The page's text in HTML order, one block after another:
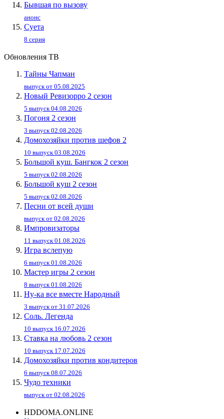
Бывшая по вызову
анонс
Суета
8 серия
Обновления ТВ
Тайны Чапман
выпуск от 05.08.2025
Новый Ревизорро 2 сезон
5 выпуск 04.08.2026
Погоня 2 сезон
3 выпуск 02.08.2026
Домохозяйки против шефов 2
10 выпуск 03.08.2026
Большой куш. Бангкок 2 сезон
5 выпуск 02.08.2026
Большой куш 2 сезон
5 выпуск 02.08.2026
Песни от всей души
выпуск от 02.08.2026
Импровизаторы
11 выпуск 01.08.2026
Игра вслепую
6 выпуск 01.08.2026
Мастер игры 2 сезон
8 выпуск 01.08.2026
Ну-ка все вместе Народный
3 выпуск от 31.07.2026
Соль. Легенда
10 выпуск 16.07.2026
Ставка на любовь 2 сезон
10 выпуск 17.07.2026
Домохозяйки против кондитеров
6 выпуск 08.07.2026
Чудо техники
выпуск от 02.08.2026
HDDOMA.ONLINE